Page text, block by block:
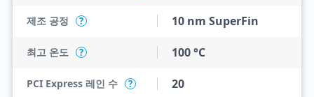
제조 공정 ? 10 nm SuperFin
최고 온도 ? 100 °C
PCI Express 레인 수 ? 20